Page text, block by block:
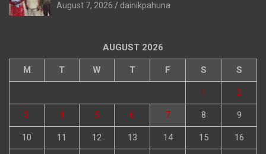
August 7, 2026 dainikpahuna
AUGUST 2026
M T W T F S S
1 2
3 4 5 6 7 8 9
10 11 12 13 14 15 16